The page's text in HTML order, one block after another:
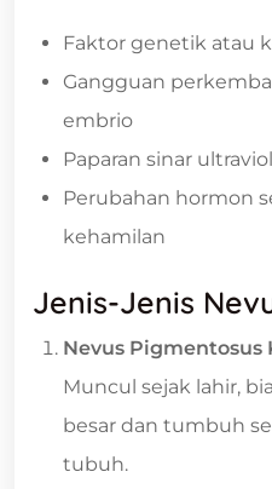
Faktor genetik atau
Gangguan
embrio
Paparan sinar
Perubahan hormon
kehamilan
Jenis-Jenis
Nevus Pigmentosus
Muncul sejak lahir,
besar dan tumbuh
tubuh.